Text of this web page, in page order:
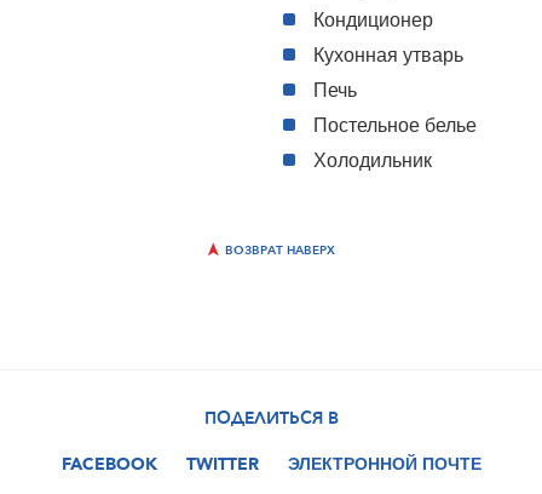
Кондиционер
Кухонная утварь
Печь
Постельное белье
Холодильник
ВОЗВРАТ НАВЕРХ
ПОДЕЛИТЬСЯ В
FACEBOOK
TWITTER
ЭЛЕКТРОННОЙ ПОЧТЕ